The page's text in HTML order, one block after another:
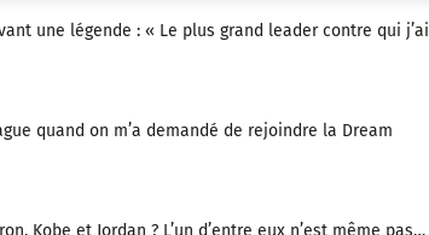
une légende : « Le plus grand leader contre qui j’ai
quand on m’a demandé de rejoindre la Dream
Kobe et Jordan ? L’un d’entre eux n’est même pas…